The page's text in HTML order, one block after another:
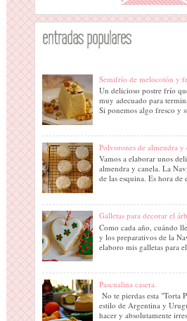
entradas populares
Semifrío de melocotón y
Un delicioso postre frío
muy adecuado para
Si ponemos algo fresco y
Polvorones de almendra y
Vamos a elaborar unos
almendra y canela. La
de las esquina. Es hora de
Galletas para decorar el
Como cada año, cuándo
y los preparativos de la
elaboro mis galletas para
Pascualina casera.
No te pierdas esta "Torta
estilo de Argentina y
hacer y absolutamente